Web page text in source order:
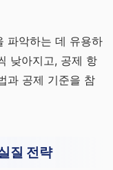
파악하는 데 유용하
낮아지고, 공제 항
과 공제 기준을 참
질 전략